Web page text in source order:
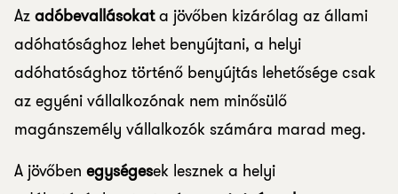
Azadóbevallásokata jövőben kizárólag az állami
adóhatósághoz lehet benyújtani, a helyi
adóhatósághoz történő benyújtás lehetősége csak
az egyéni vállalkozónak nem minősülő
magánszemély vállalkozók számára marad meg.
A jövőben egységesek lesznek a helyi